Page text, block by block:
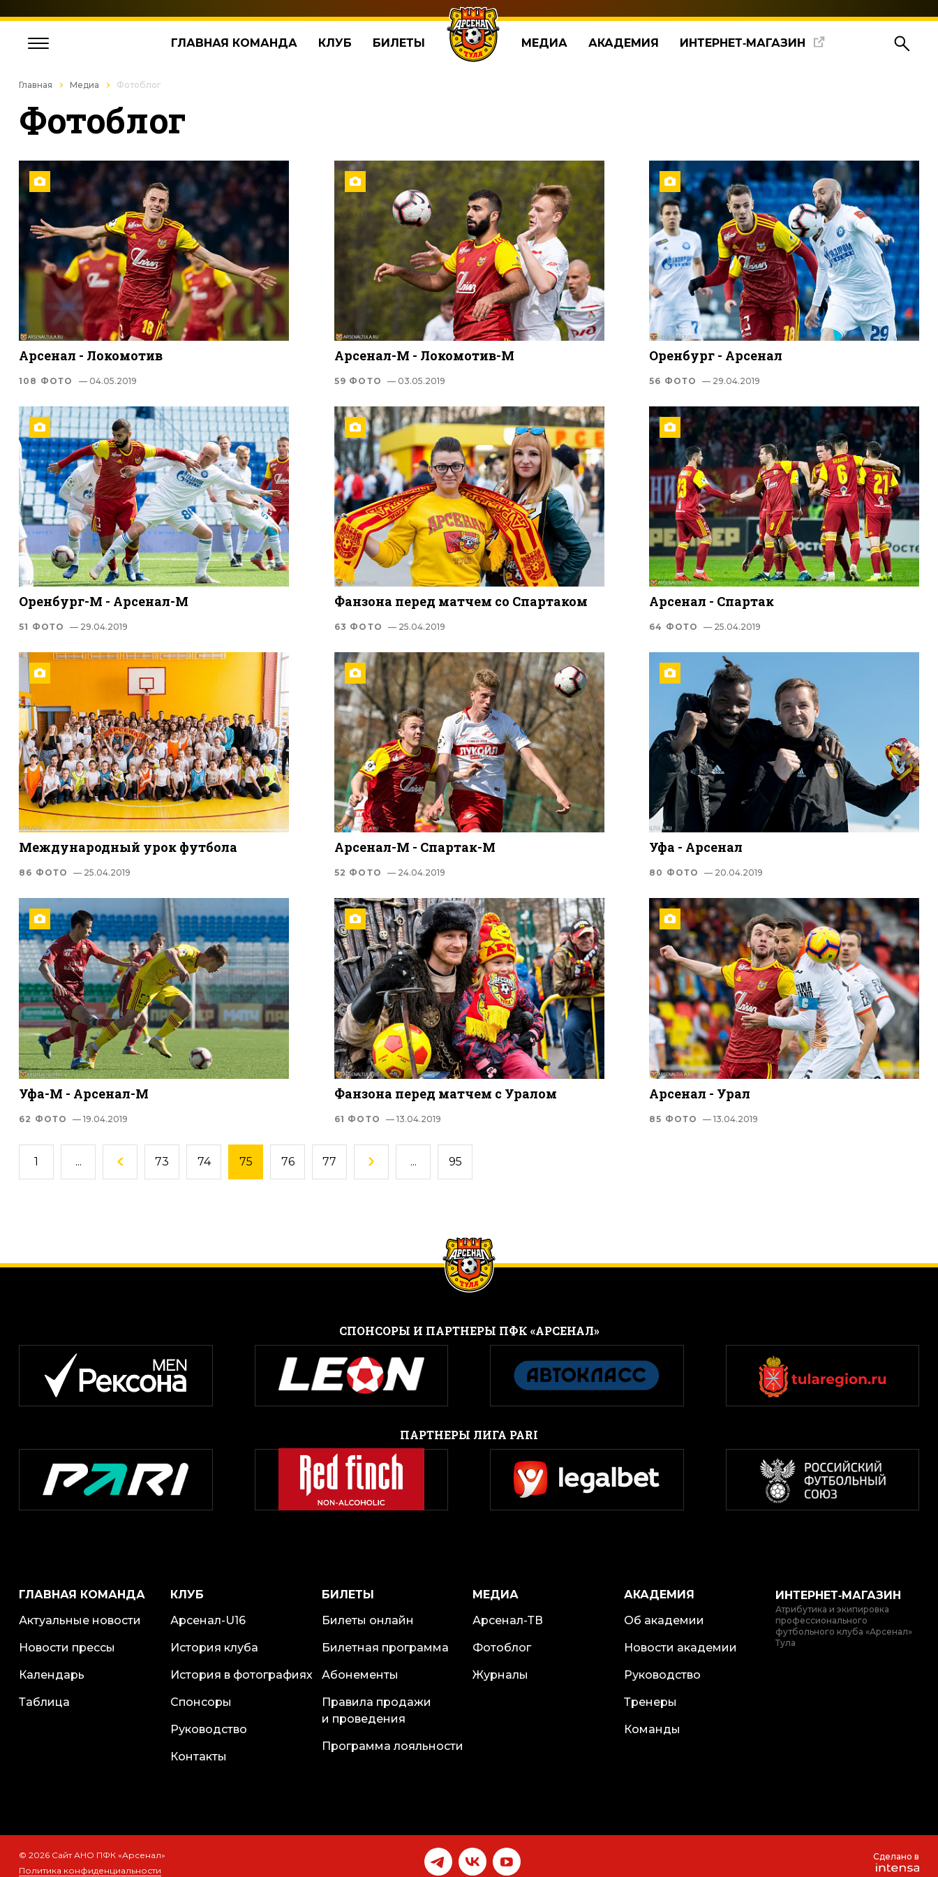
ГЛАВНАЯ КОМАНДА КЛУБ БИЛЕТЫ МЕДИА АКАДЕМИЯ ИНТЕРНЕТ‑МАГАЗИН
Главная Медиа Фотоблог
Фотоблог
Арсенал - Локомотив
108 ФОТО — 04.05.2019
Арсенал-М - Локомотив-М
59 ФОТО — 03.05.2019
Оренбург - Арсенал
56 ФОТО — 29.04.2019
Оренбург-М - Арсенал-М
51 ФОТО — 29.04.2019
Фанзона перед матчем со Спартаком
63 ФОТО — 25.04.2019
Арсенал - Спартак
64 ФОТО — 25.04.2019
Международный урок футбола
86 ФОТО — 25.04.2019
Арсенал-М - Спартак-М
52 ФОТО — 24.04.2019
Уфа - Арсенал
80 ФОТО — 20.04.2019
Уфа-М - Арсенал-М
62 ФОТО — 19.04.2019
Фанзона перед матчем с Уралом
61 ФОТО — 13.04.2019
Арсенал - Урал
85 ФОТО — 13.04.2019
1 ... 73 74 75 76 77 ... 95
CПОНСОРЫ И ПАРТНЕРЫ ПФК «АРСЕНАЛ»
ПАРТНЕРЫ ЛИГА PARI
ГЛАВНАЯ КОМАНДА
Актуальные новости
Новости прессы
Календарь
Таблица
КЛУБ
Арсенал-U16
История клуба
История в фотографиях
Спонсоры
Руководство
Контакты
БИЛЕТЫ
Билеты онлайн
Билетная программа
Абонементы
Правила продажи
и проведения
Программа лояльности
МЕДИА
Арсенал-ТВ
Фотоблог
Журналы
АКАДЕМИЯ
Об академии
Новости академии
Руководство
Тренеры
Команды
ИНТЕРНЕТ‑МАГАЗИН
Атрибутика и экипировка
профессионального
футбольного клуба «Арсенал»
Тула
© 2026 Сайт АНО ПФК «Арсенал»
Политика конфиденциальности
Сделано в